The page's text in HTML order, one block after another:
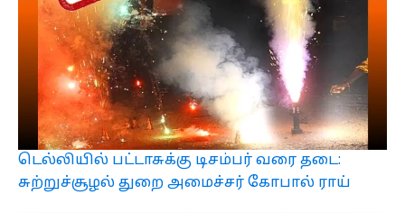
டெல்லியில் பட்டாசுக்கு டிசம்பர் வரை தடை:
சுற்றுச்சூழல் துறை அமைச்சர் கோபால் ராய்